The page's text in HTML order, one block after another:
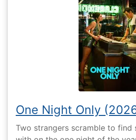
One Night Only
Two strangers scramble to find